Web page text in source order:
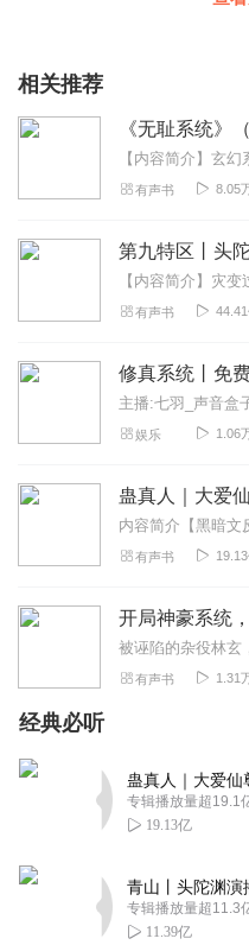
怎么就断更了，很好听
2019-12-25
红叶乘风我愿
主播声音特别压抑，听
半知半解半支烟
确实是本好书 对我个人
孤独是一种病_k8
听到差不多20集咯 个
还是有一些逻辑不是特
我可以给7分左右 已经
天色海集
看大家说的还不错，我
回复 2021-04-03
认真听书好吗
很好的书，我个人来说
们听听。
天小灵上学记
相关推荐
《无耻系统》
有声书 8.05
有声书
修真系统丨免
主播:七羽_声音盒
娱乐 1.06
有声书
有声书 1.31
经典必听
专辑播放量超19.1
19.13亿
专辑播放量超11.3
11.39亿